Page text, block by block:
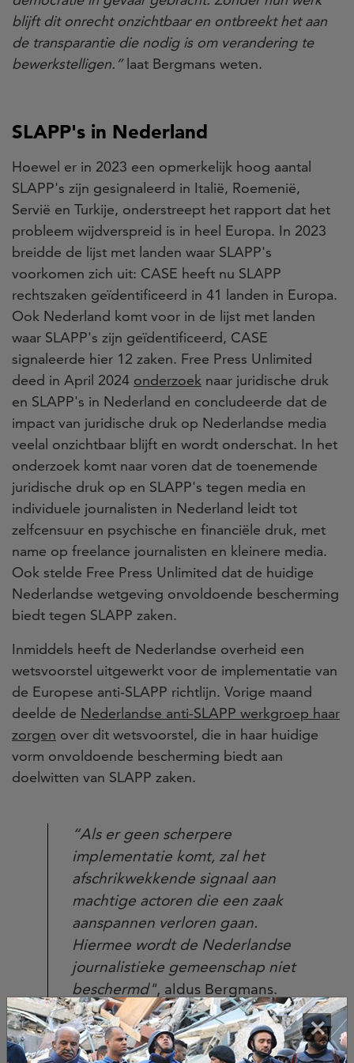
blijft dit onrecht onzichtbaar en ontbreekt het aan
de transparantie die nodig is om verandering te
bewerkstelligen.”laat Bergmans weten.
SLAPP's in Nederland
Hoewel er in 2023 een opmerkelijk hoog aantal
SLAPP's zijn gesignaleerd in Italië, Roemenië,
Servië en Turkije, onderstreept het rapport dat het
probleem wijdverspreid is in heel Europa. In 2023
breidde de lijst met landen waar SLAPP's
voorkomen zich uit: CASE heeft nu SLAPP
rechtszaken geïdentificeerd in 41 landen in Europa.
Ook Nederland komt voor in de lijst met landen
waar SLAPP's zijn geïdentificeerd, CASE
signaleerde hier 12 zaken. Free Press Unlimited
deed in April 2024 onderzoek naar juridische druk
en SLAPP's in Nederland en concludeerde dat de
impact van juridische druk op Nederlandse media
veelal onzichtbaar blijft en wordt onderschat. In het
onderzoek komt naar voren dat de toenemende
juridische druk op en SLAPP's tegen media en
individuele journalisten in Nederland leidt tot
zelfcensuur en psychische en financiële druk, met
name op freelance journalisten en kleinere media.
Ook stelde Free Press Unlimited dat de huidige
Nederlandse wetgeving onvoldoende bescherming
biedt tegen SLAPP zaken.
Inmiddels heeft de Nederlandse overheid een
wetsvoorstel uitgewerkt voor de implementatie van
de Europese anti-SLAPP richtlijn. Vorige maand
deelde de Nederlandse anti-SLAPP werkgroep haar
zorgen over dit wetsvoorstel, die in haar huidige
vorm onvoldoende bescherming biedt aan
doelwitten van SLAPP zaken.
“Als er geen scherpere
implementatie komt, zal het
afschrikwekkende signaal aan
machtige actoren die een zaak
aanspannen verloren gaan.
Hiermee wordt de Nederlandse
journalistieke gemeenschap niet
beschermd", aldus Bergmans.
De weg vooruit
×